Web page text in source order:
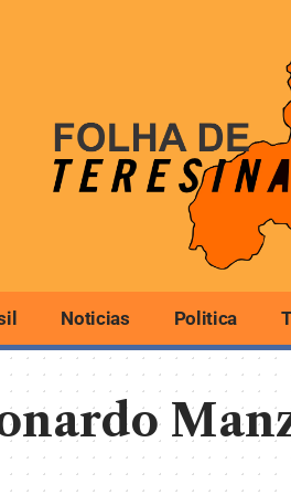
Noticias Politica